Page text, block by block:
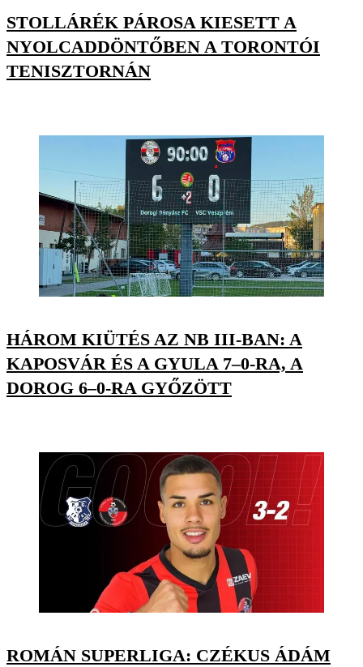
STOLLÁRÉK PÁROSA KIESETT A
NYOLCADDÖNTŐBEN A TORONTÓI
TENISZTORNÁN
HÁROM KIÜTÉS AZ NB III-BAN: A
KAPOSVÁR ÉS A GYULA 7–0-RA, A
DOROG 6–0-RA GYŐZÖTT
ROMÁN SUPERLIGA: CZÉKUS ÁDÁM